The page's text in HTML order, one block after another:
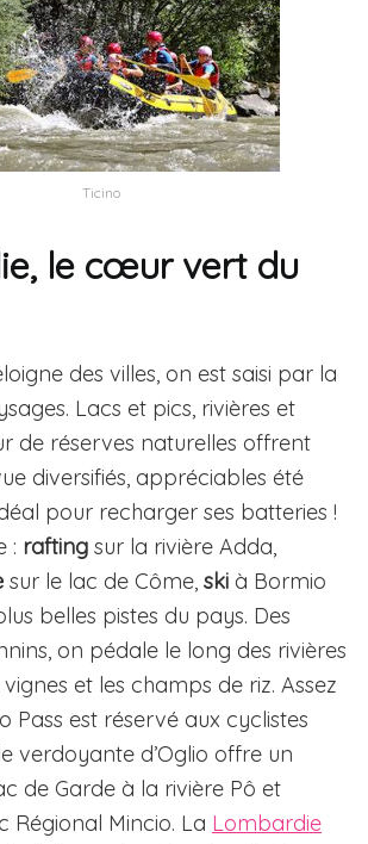
Ticino
le cœur vert du
des villes, on est saisi par la
Lacs et pics, rivières et
de réserves naturelles offrent
diversifiés, appréciables été
pour recharger ses batteries !
: rafting sur la rivière Adda,
sur le lac de Côme, ski à Bormio
belles pistes du pays. Des
on pédale le long des rivières
et les champs de riz. Assez
Pass est réservé aux cyclistes
verdoyante d’Oglio offre un
de Garde à la rivière Pô et
Régional Mincio. La Lombardie